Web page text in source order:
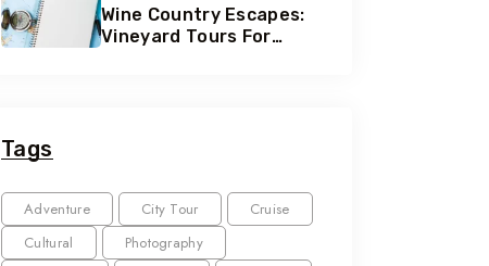
Wine Country Escapes:
Vineyard Tours For
Tags
Adventure City Tour
Cruise
Cultural
Photography